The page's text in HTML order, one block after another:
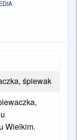
śpiewak
Wielkim.